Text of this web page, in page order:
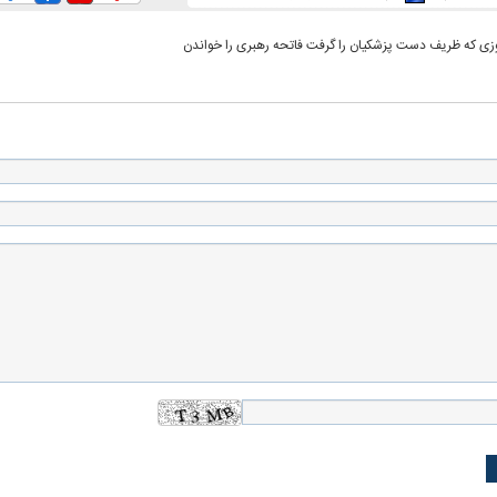
که ظریف دست پزشکیان را گرفت فاتحه رهبری را خواندن
به کویت با
سخنرانی دیده نشده آیت‌الله هاشمی
ببینید| انیمیشن